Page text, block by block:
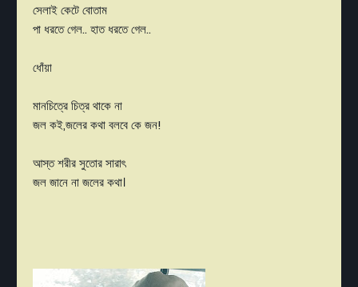
সেলাই কেটে বোতাম
পা ধরতে গেল.. হাত ধরতে গেল..
ধোঁয়া
মানচিত্রে চিত্র থাকে না
জল কই,জলের কথা বলবে কে জন!
আস্ত শরীর সুতোর সারাৎ
জল জানে না জলের কথা।